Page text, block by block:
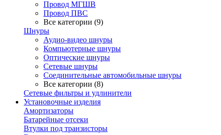
Провод МГШВ
Провод ПВС
Все категории (9)
Шнуры
Аудио-видео шнуры
Компьютерные шнуры
Оптические шнуры
Сетевые шнуры
Соединительные автомобильные шнуры
Все категории (8)
Сетевые фильтры и удлинители
Установочные изделия
Амортизаторы
Батарейные отсеки
Втулки под транзисторы